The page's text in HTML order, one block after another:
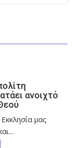
ανοιχτό
μας